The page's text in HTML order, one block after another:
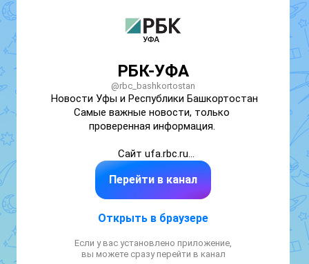
РБК-УФА
@rbc_bashkortostan
Новости Уфы и Республики Башкортостан
Самые важные новости, только
проверенная информация.
Сайт ufa.rbc.ru
Tg t.me/rbc_ufa
👉 https://rutube.ru/channel/30673585/
Сотрудничество: vatolin@rbctv-ufa.ru
Перейти в канал
Открыть в браузере
Если у вас установлено приложение,
вы можете сразу перейти в канал